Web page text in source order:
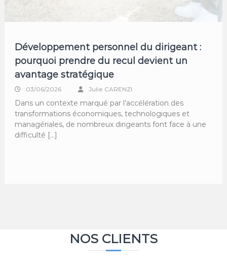
Développement personnel du dirigeant :
pourquoi prendre du recul devient un
avantage stratégique
03/06/2026 Julie CARENZI
Dans un contexte marqué par l’accélération des
transformations économiques, technologiques et
managériales, de nombreux dirigeants font face à une
difficulté […]
NOS CLIENTS